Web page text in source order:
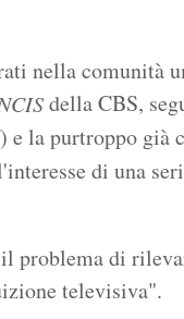
nella comunità
della CBS,
) e la purtroppo già
di una
problema di
televisiva".